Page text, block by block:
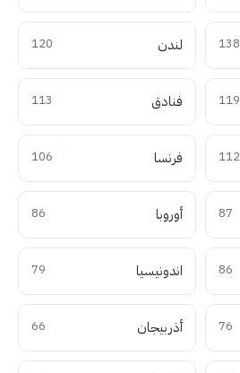
138 لندن 120
119 فنادق 113
112 فرنسا 106
87 أوروبا 86
86 اندونيسيا 79
76 أذربيجان 66